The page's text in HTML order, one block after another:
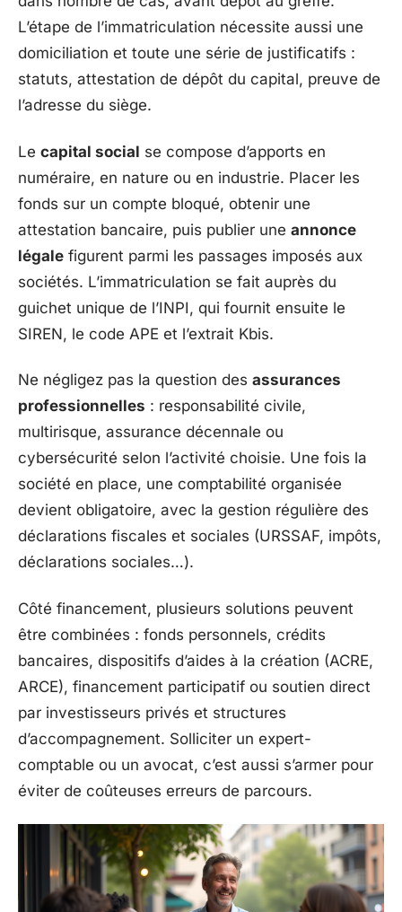
L’étape de l’immatriculation nécessite aussi une
domiciliation et toute une série de justificatifs :
statuts, attestation de dépôt du capital, preuve de
l’adresse du siège.
Le capital social se compose d’apports en
numéraire, en nature ou en industrie. Placer les
fonds sur un compte bloqué, obtenir une
attestation bancaire, puis publier une annonce
légale figurent parmi les passages imposés aux
sociétés. L’immatriculation se fait auprès du
guichet unique de l’INPI, qui fournit ensuite le
SIREN, le code APE et l’extrait Kbis.
Ne négligez pas la question des assurances
professionnelles : responsabilité civile,
multirisque, assurance décennale ou
cybersécurité selon l’activité choisie. Une fois la
société en place, une comptabilité organisée
devient obligatoire, avec la gestion régulière des
déclarations fiscales et sociales (URSSAF, impôts,
déclarations sociales…).
Côté financement, plusieurs solutions peuvent
être combinées : fonds personnels, crédits
bancaires, dispositifs d’aides à la création (ACRE,
ARCE), financement participatif ou soutien direct
par investisseurs privés et structures
d’accompagnement. Solliciter un expert-
comptable ou un avocat, c’est aussi s’armer pour
éviter de coûteuses erreurs de parcours.